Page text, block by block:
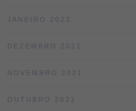
JANEIRO 2022
DEZEMBRO 2021
NOVEMBRO 2021
OUTUBRO 2021